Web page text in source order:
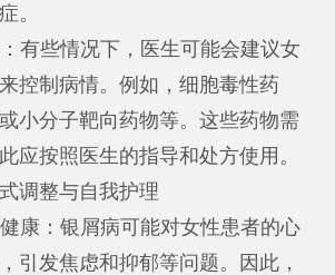
。
些情况下，医生可能会建议女
控制病情。例如，细胞毒性药
小分子靶向药物等。这些药物需
应按照医生的指导和处方使用。
整与自我护理
：银屑病可能对女性患者的心
引发焦虑和抑郁等问题。因此，